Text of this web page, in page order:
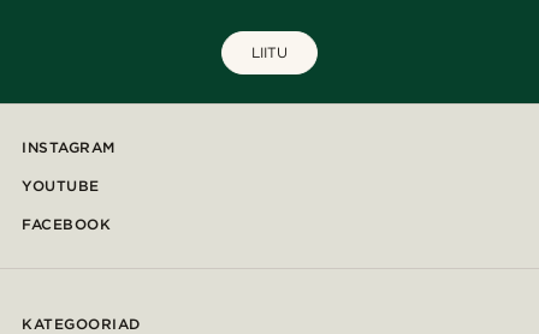
LIITU
INSTAGRAM
YOUTUBE
FACEBOOK
KATEGOORIAD